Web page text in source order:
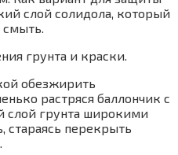
слой солидола, который
обезжирить
растряся баллончик с
слой грунта широкими
стараясь перекрыть